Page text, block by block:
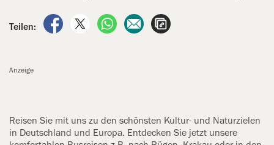
Teilen:
auf Facebook teilen
auf X teilenper WhatsApp teilen
per E-Mail teilen
Anzeige
Reisen Sie mit uns zu den schönsten Kultur- und Naturzielen
in Deutschland und Europa. Entdecken Sie jetzt unsere